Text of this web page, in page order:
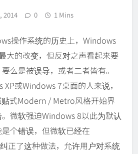
2014 0 1 Mins
操作系统的历史上，Windows
大的改变，但反对之声看起来要
么是被误导，或者二者皆有。
或Windows 7桌面的人来说，
式Modern / Metro风格开始界
微软强迫Windows 8以此为默认
个错误，但微软已经在
正了这种做法，允许用户对系统